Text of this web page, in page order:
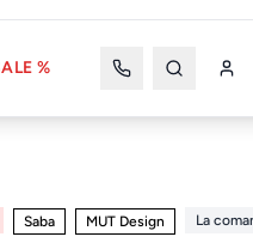
%
Saba MUT Design La